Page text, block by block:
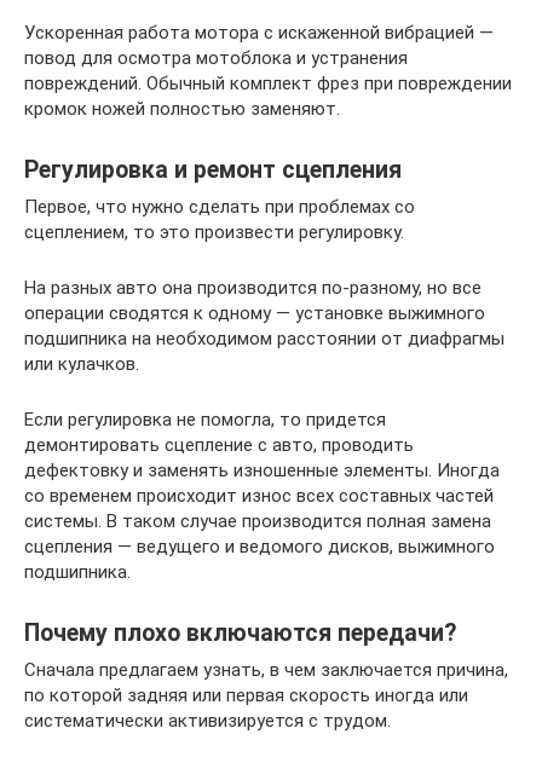
Ускоренная работа мотора с искаженной вибрацией —
повод для осмотра мотоблока и устранения
повреждений. Обычный комплект фрез при повреждении
кромок ножей полностью заменяют.
Регулировка и ремонт сцепления
Первое, что нужно сделать при проблемах со
сцеплением, то это произвести регулировку.
На разных авто она производится по-разному, но все
операции сводятся к одному — установке выжимного
подшипника на необходимом расстоянии от диафрагмы
или кулачков.
Если регулировка не помогла, то придется
демонтировать сцепление с авто, проводить
дефектовку и заменять изношенные элементы. Иногда
со временем происходит износ всех составных частей
системы. В таком случае производится полная замена
сцепления — ведущего и ведомого дисков, выжимного
подшипника.
Почему плохо включаются передачи?
Сначала предлагаем узнать, в чем заключается причина,
по которой задняя или первая скорость иногда или
систематически активизируется с трудом.